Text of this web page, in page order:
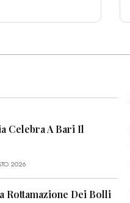
Celebra A Bari Il
2026
Rottamazione Dei Bolli